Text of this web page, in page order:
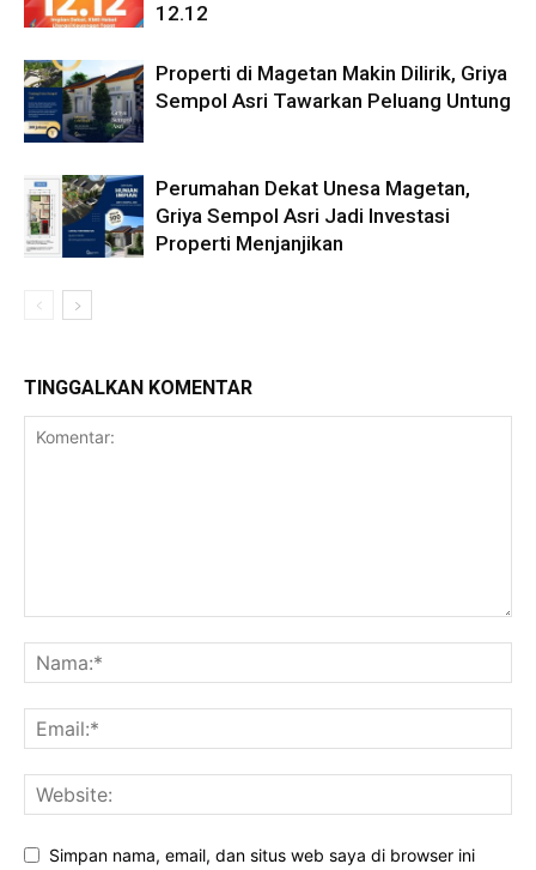
12.12
Properti di Magetan Makin Dilirik, Griya
Sempol Asri Tawarkan Peluang Untung
Perumahan Dekat Unesa Magetan,
Griya Sempol Asri Jadi Investasi
Properti Menjanjikan
TINGGALKAN KOMENTAR
Simpan nama, email, dan situs web saya di browser ini